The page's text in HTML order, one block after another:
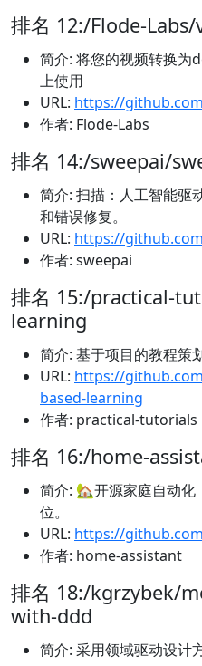
排名 12:/Flode-
简介: 将您的视频转换
上使用
URL: https://
作者: Flode-Labs
排名 14:/sweepai/
简介: 扫描：人工智能驱
和错误修复。
URL: https://
作者: sweepai
排名 15:/practical-
learning
简介: 基于项目的教程策
URL: https://
based-learning
作者: practical-tutorials
排名 16:/home-
简介: 🏡开源家庭自动化
位。
URL: https://
作者: home-assistant
排名 18:/kgrzybek/
with-ddd
简介: 采用领域驱动设计